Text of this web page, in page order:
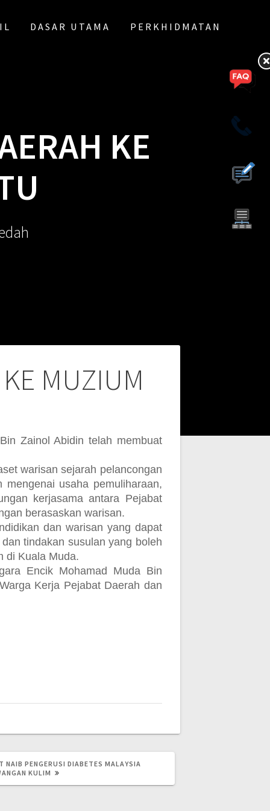
DASAR UTAMA PERKHIDMATAN
KE
MUZIUM
Zainol Abidin telah membuat
warisan sejarah pelancongan
usaha pemuliharaan,
kerjasama antara Pejabat
berasaskan warisan.
dan warisan yang dapat
tindakan susulan yang boleh
di Kuala Muda.
Encik Mohamad Muda Bin
Kerja Pejabat Daerah dan
NAIB PENGERUSI DIABETES MALAYSIA
KULIM